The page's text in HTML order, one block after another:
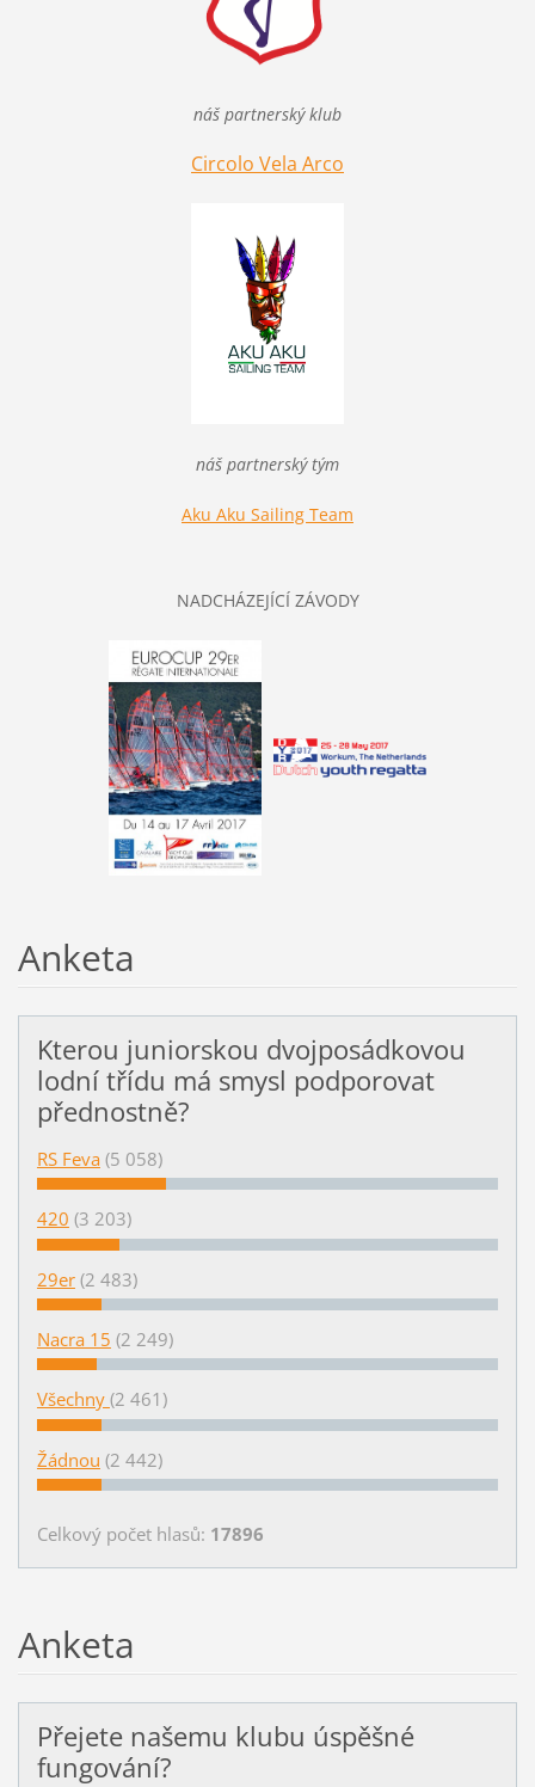
náš partnerský klub
Circolo Vela Arco
náš partnerský tým
Aku Aku Sailing Team
NADCHÁZEJÍCÍ ZÁVODY
Anketa
Kterou juniorskou dvojposádkovou
lodní třídu má smysl podporovat
přednostně?
RS Feva (5 058)
420 (3 203)
29er (2 483)
Nacra 15 (2 249)
Všechny (2 461)
Žádnou (2 442)
Celkový počet hlasů: 17896
Anketa
Přejete našemu klubu úspěšné
fungování?